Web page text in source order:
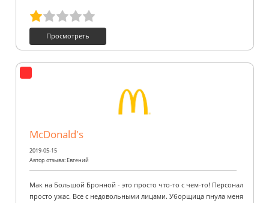
Просмотреть
McDonald's
2019-05-15
Автор отзыва: Евгений
Мак на Большой Бронной - это просто что-то с чем-то! Персонал
просто ужас. Все с недовольными лицами. Уборщица пнула меня